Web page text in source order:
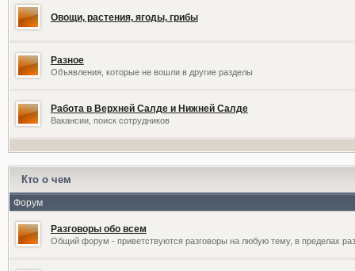
Овощи, растения, ягоды, грибы
Разное
Объявления, которые не вошли в другие разделы
Работа в Верхней Салде и Нижней Салде
Вакансии, поиск сотрудников
Кто о чем
Форум
Разговоры обо всем
Общий форум - приветствуются разговоры на любую тему, в пределах